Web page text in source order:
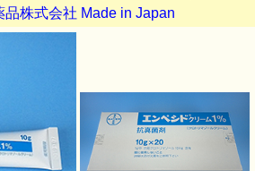
品株式会社 Made in Japan